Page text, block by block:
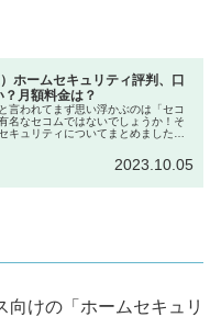
ホームセキュリティ評判、口
月額料金は？
言われてまず思い浮かぶのは「セコ
名なセコムではないでしょうか！そ
キュリティについてまとめましたの
2023.10.05
向けの「ホームセキュリ